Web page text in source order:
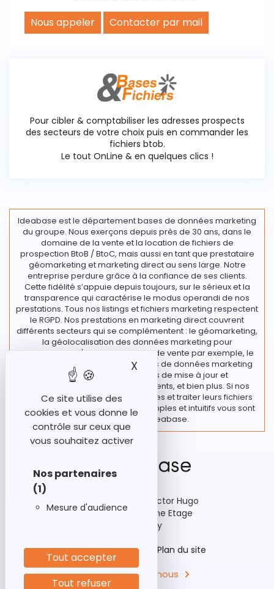
Nous appeler Contacter par mail
Pour cibler & comptabiliser les adresses prospects
des secteurs de votre choix puis en commander les
fichiers btob.
Le tout OnLine & en quelques clics !
Ideabase est le département bases de données marketing
du groupe. Nous exerçons depuis près de 30 ans, dans le
domaine de la vente et la location de fichiers de
prospection BtoB / BtoC, mais aussi en tant que prestataire
géomarketing et marketing direct au sens large. Notre
entreprise perdure grâce à la confiance de ses clients.
Cette fidélité s’appuie depuis toujours, sur le sérieux et la
transparence qui caractérise le modus operandi de nos
prestations. Tous nos listings et fichiers marketing respectent
le RGPD. Nos prestations en marketing direct couvrent
différents secteurs qui se complémentent : le géomarketing,
la géolocalisation des données marketing pour
l’implantation d'un nouveau point de vente par exemple, le
traitement de vos fichiers et bases de données marketing
regroupant diverses actions de mise à jour et
enrichissement de vos fichiers clients, et bien plus. Si nos
clients souhaitent rester autonomes et traiter leurs fichiers
en interne, des outils marketing simples et intuitifs vous sont
proposés chez Ideabase.
92-98 Boulevard Victor Hugo
Bâtiment A3, 15ème Etage
92110 Clichy
Historique
Aides Plan du site
Contactez-nous
Ce site utilise des
cookies et vous donne le
contrôle sur ceux que
vous souhaitez activer
Nos partenaires
(1)
Mesure d'audience
Tout accepter
Tout refuser
X Masquer le bandeau